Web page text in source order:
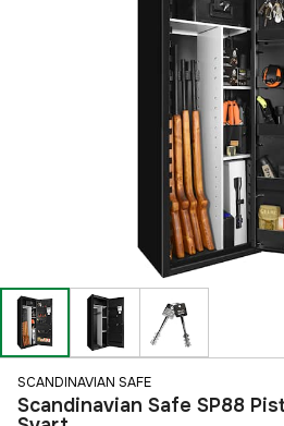
SCANDINAVIAN SAFE
Scandinavian Safe SP88